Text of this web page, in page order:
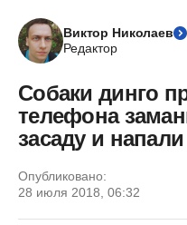
Виктор Николаев
Редактор
Собаки динго
телефона
засаду и напали
Опубликовано:
28 июля 2018, 06:32